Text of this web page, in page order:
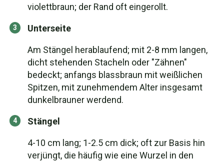
violettbraun; der Rand oft eingerollt.
Unterseite
Am Stängel herablaufend; mit 2-8 mm langen,
dicht stehenden Stacheln oder "Zähnen"
bedeckt; anfangs blassbraun mit weißlichen
Spitzen, mit zunehmendem Alter insgesamt
dunkelbrauner werdend.
Stängel
4-10 cm lang; 1-2.5 cm dick; oft zur Basis hin
verjüngt, die häufig wie eine Wurzel in den